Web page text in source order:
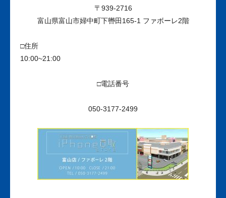
〒939-2716
富山県富山市婦中町下轡田165-1 ファボーレ2階
□住所
10:00~21:00
□電話番号
050-3177-2499